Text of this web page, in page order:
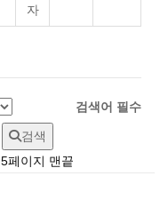
자
검색어 필수
검색
5페이지 맨끝